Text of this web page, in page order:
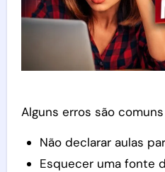
Alguns erros são
Não declarar aulas
Esquecer uma fonte